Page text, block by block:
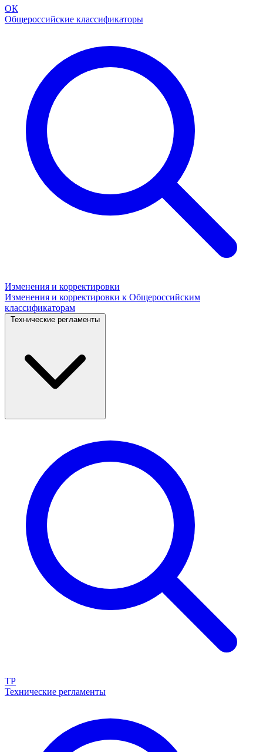
ОК
Общероссийские классификаторы
Изменения и корректировки
Изменения и корректировки к Общероссийским
классификаторам
Технические регламенты
ТР
Технические регламенты